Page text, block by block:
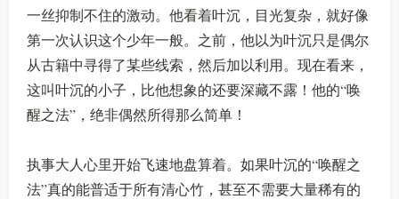
一丝抑制不住的激动。他看着叶沉，目光复杂，就好像
第一次认识这个少年一般。之前，他以为叶沉只是偶尔
从古籍中寻得了某些线索，然后加以利用。现在看来，
这叫叶沉的小子，比他想象的还要深藏不露！他的“唤
醒之法”，绝非偶然所得那么简单！
执事大人心里开始飞速地盘算着。如果叶沉的“唤醒之
法”真的能普适于所有清心竹，甚至不需要大量稀有的